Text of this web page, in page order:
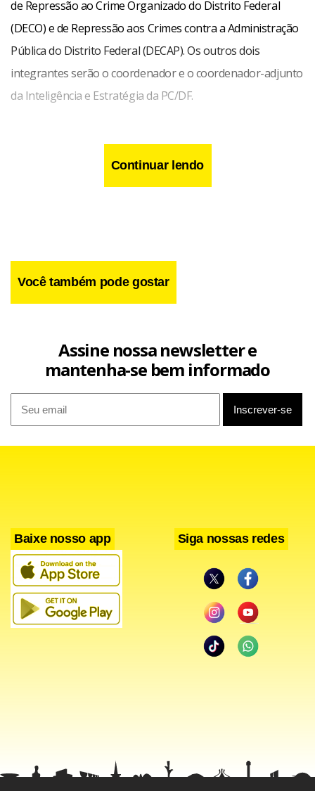
de Repressão ao Crime Organizado do Distrito Federal
(DECO) e de Repressão aos Crimes contra a Administração
Pública do Distrito Federal (DECAP). Os outros dois
integrantes serão o coordenador e o coordenador-adjunto
da Inteligência e Estratégia da PC/DF.
A comissão deverá apresentar relatório sobre as
Pública do DF.
Continuar lendo
Você também pode gostar
Assine nossa newsletter e
mantenha-se bem informado
Baixe nosso app Siga nossas redes